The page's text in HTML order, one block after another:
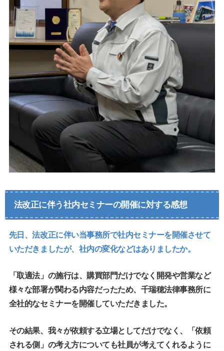
法改正に伴う社内セミナーの開催に対する感想
先日、法改正に伴い当事務所で社内セミナーを開催させて
いただきましたが、社内の変化などはありましたか。
「取適法」の施行は、購買部門だけでなく開発や営業など
様々な部署が関わる内容だったため、千瑞穂法律事務所に
全社的なセミナーを開催していただきました。
その結果、我々が依頼する立場としてだけでなく、「依頼
される側」の考え方についても社員が考えてくれるように